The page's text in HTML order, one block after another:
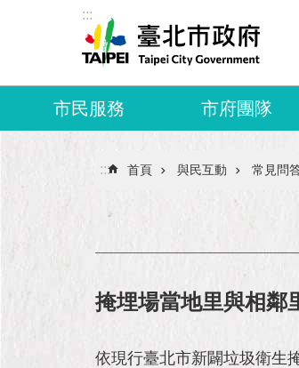
跳到主要內容區塊
:::
市民服務 市府團隊
::: 首頁 與民互動 常見問
掩埋場當地里與相鄰
依現行臺北市新闢垃圾衛生